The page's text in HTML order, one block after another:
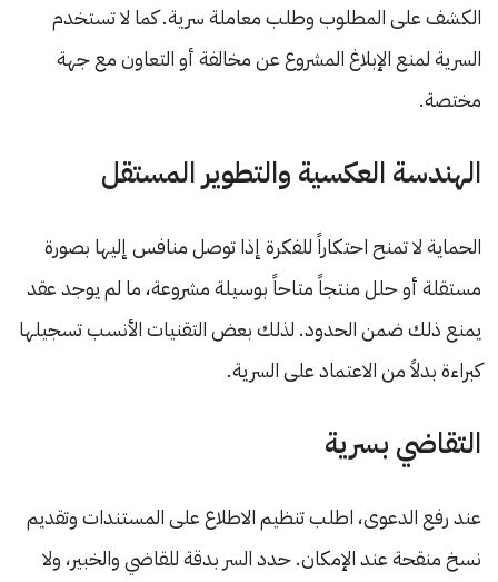
الكشف على المطلوب وطلب معاملة سرية. كما لا تستخدم
السرية لمنع الإبلاغ المشروع عن مخالفة أو التعاون مع جهة
مختصة.
الهندسة العكسية والتطوير المستقل
الحماية لا تمنح احتكاراً للفكرة إذا توصل منافس إليها بصورة
مستقلة أو حلل منتجاً متاحاً بوسيلة مشروعة، ما لم يوجد عقد
يمنع ذلك ضمن الحدود. لذلك بعض التقنيات الأنسب تسجيلها
كبراءة بدلاً من الاعتماد على السرية.
التقاضي بسرية
عند رفع الدعوى، اطلب تنظيم الاطلاع على المستندات وتقديم
نسخ منقحة عند الإمكان. حدد السر بدقة للقاضي والخبير، ولا